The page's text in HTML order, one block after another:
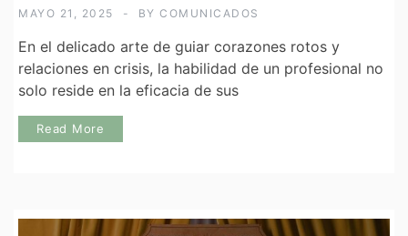
MAYO 21, 2025 BY COMUNICADOS
En el delicado arte de guiar corazones rotos y
relaciones en crisis, la habilidad de un profesional no
solo reside en la eficacia de sus
Read More